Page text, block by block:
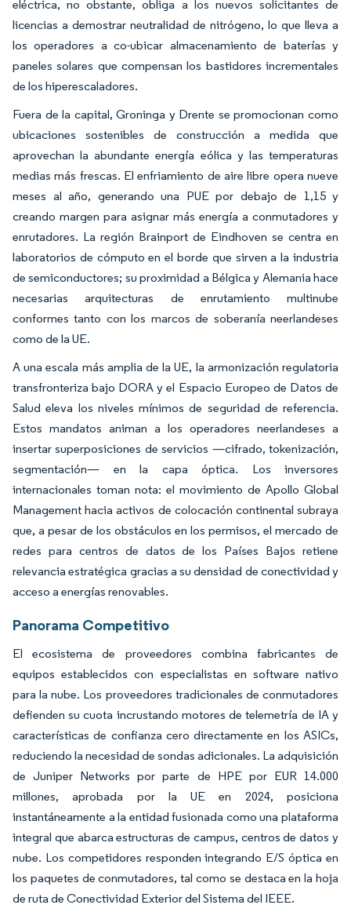
eléctrica, no obstante, obliga a los nuevos solicitantes de
licencias a demostrar neutralidad de nitrógeno, lo que lleva a
los operadores a co-ubicar almacenamiento de baterías y
paneles solares que compensan los bastidores incrementales
de los hiperescaladores.
Fuera de la capital, Groninga y Drente se promocionan como
ubicaciones sostenibles de construcción a medida que
aprovechan la abundante energía eólica y las temperaturas
medias más frescas. El enfriamiento de aire libre opera nueve
meses al año, generando una PUE por debajo de 1,15 y
creando margen para asignar más energía a conmutadores y
enrutadores. La región Brainport de Eindhoven se centra en
laboratorios de cómputo en el borde que sirven a la industria
de semiconductores; su proximidad a Bélgica y Alemania hace
necesarias arquitecturas de enrutamiento multinube
conformes tanto con los marcos de soberanía neerlandeses
como de la UE.
A una escala más amplia de la UE, la armonización regulatoria
transfronteriza bajo DORA y el Espacio Europeo de Datos de
Salud eleva los niveles mínimos de seguridad de referencia.
Estos mandatos animan a los operadores neerlandeses a
insertar superposiciones de servicios —cifrado, tokenización,
segmentación— en la capa óptica. Los inversores
internacionales toman nota: el movimiento de Apollo Global
Management hacia activos de colocación continental subraya
que, a pesar de los obstáculos en los permisos, el mercado de
redes para centros de datos de los Países Bajos retiene
relevancia estratégica gracias a su densidad de conectividad y
acceso a energías renovables.
Panorama Competitivo
El ecosistema de proveedores combina fabricantes de
equipos establecidos con especialistas en software nativo
para la nube. Los proveedores tradicionales de conmutadores
defienden su cuota incrustando motores de telemetría de IA y
características de confianza cero directamente en los ASICs,
reduciendo la necesidad de sondas adicionales. La adquisición
de Juniper Networks por parte de HPE por EUR 14.000
millones, aprobada por la UE en 2024, posiciona
instantáneamente a la entidad fusionada como una plataforma
integral que abarca estructuras de campus, centros de datos y
nube. Los competidores responden integrando E/S óptica en
los paquetes de conmutadores, tal como se destaca en la hoja
de ruta de Conectividad Exterior del Sistema del IEEE.